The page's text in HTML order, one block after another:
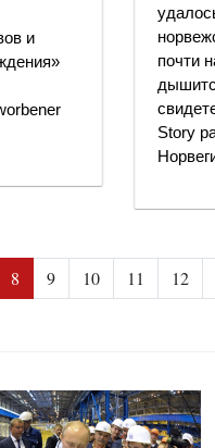
и
почти
Story
8 9 10 11 12